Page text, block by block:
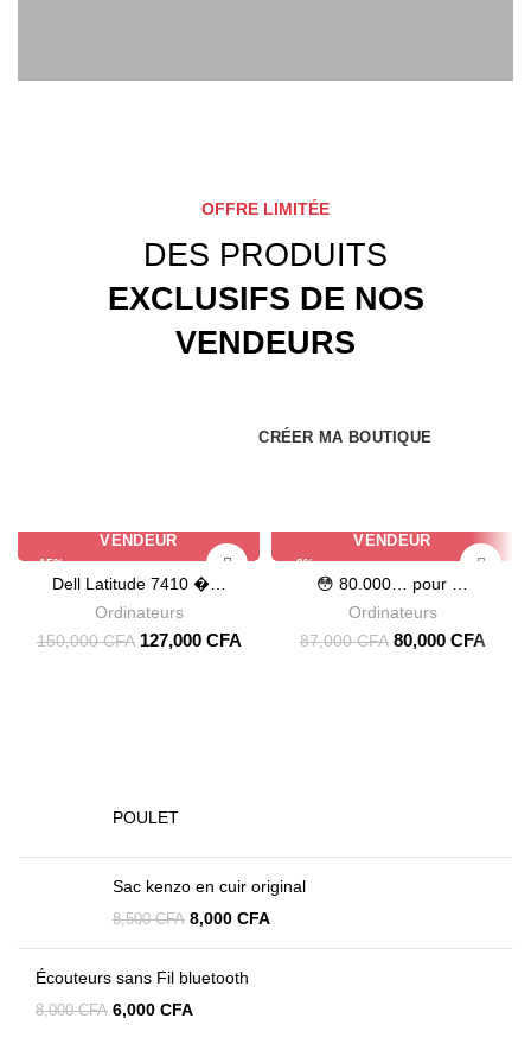
OFFRE LIMITÉE
DES PRODUITS
EXCLUSIFS DE NOS
VENDEURS
CRÉER MA BOUTIQUE
-15%
VENDEUR
Dell Latitude 7410 �…
Ordinateurs
150,000CFA 127,000 CFA
-8%
VENDEUR
😳 80.000… pour …
Ordinateurs
87,000CFA 80,000 CFA
POULET
Sac kenzo en cuir original
8,500CFA 8,000 CFA
Écouteurs sans Fil bluetooth
8,000CFA 6,000 CFA